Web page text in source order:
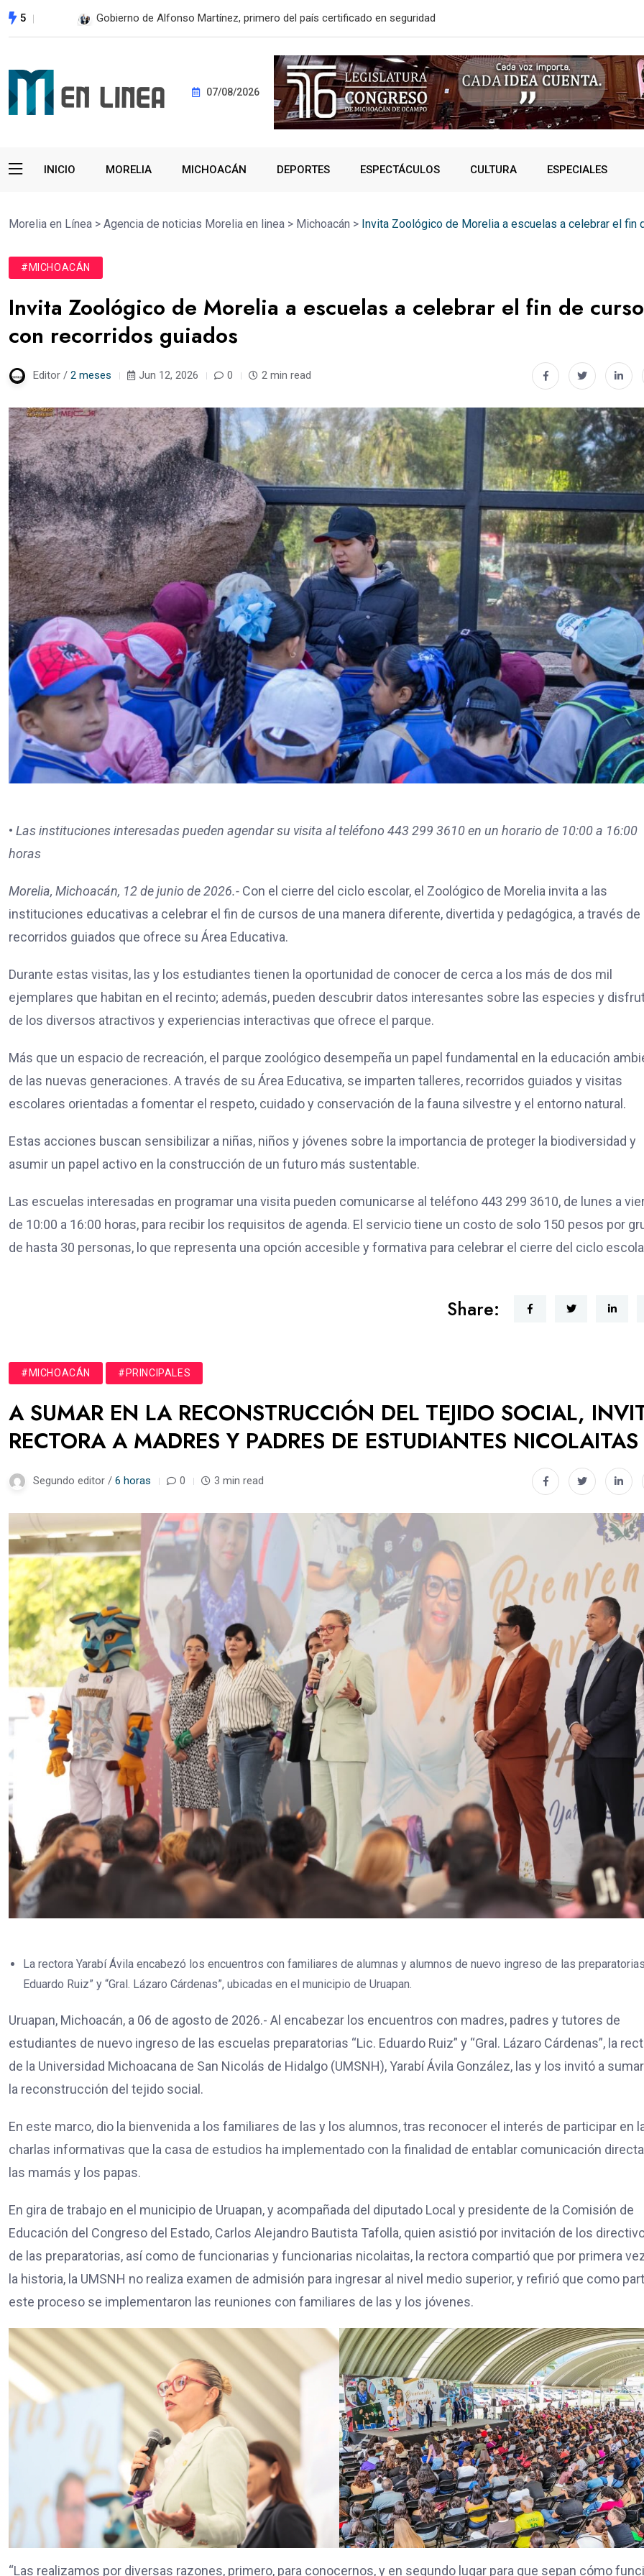
5 En 2do Año de Gobierno, Alfonso Martínez consolidó acceso a
07/08/2026
INICIO MORELIA MICHOACÁN DEPORTES ESPECTÁCULOS CULTURA ESPECIALES
Morelia en Línea > Agencia de noticias Morelia en linea > Michoacán > Invita Zoológico de Morelia a escuelas a celebrar el fin
#MICHOACÁN
Invita Zoológico de Morelia a escuelas a celebrar el fin de
con recorridos guiados
Editor / 2 meses Jun 12, 2026 0 2 min read
• Las instituciones interesadas pueden agendar su visita al teléfono 443 299 3610 en un horario de 10:00 a 16:00
horas
Morelia, Michoacán, 12 de junio de 2026.- Con el cierre del ciclo escolar, el Zoológico de Morelia invita a las
instituciones educativas a celebrar el fin de cursos de una manera diferente, divertida y pedagógica, a través de
recorridos guiados que ofrece su Área Educativa.
Durante estas visitas, las y los estudiantes tienen la oportunidad de conocer de cerca a los más de dos mil
ejemplares que habitan en el recinto; además, pueden descubrir datos interesantes sobre las especies y
de los diversos atractivos y experiencias interactivas que ofrece el parque.
Más que un espacio de recreación, el parque zoológico desempeña un papel fundamental en la educación
de las nuevas generaciones. A través de su Área Educativa, se imparten talleres, recorridos guiados y visitas
escolares orientadas a fomentar el respeto, cuidado y conservación de la fauna silvestre y el entorno natural.
Estas acciones buscan sensibilizar a niñas, niños y jóvenes sobre la importancia de proteger la biodiversidad y
asumir un papel activo en la construcción de un futuro más sustentable.
Las escuelas interesadas en programar una visita pueden comunicarse al teléfono 443 299 3610, de lunes a
de 10:00 a 16:00 horas, para recibir los requisitos de agenda. El servicio tiene un costo de solo 150 pesos por
de hasta 30 personas, lo que representa una opción accesible y formativa para celebrar el cierre del ciclo
Share:
#MICHOACÁN #PRINCIPALES
A SUMAR EN LA RECONSTRUCCIÓN DEL TEJIDO SOCIAL,
RECTORA A MADRES Y PADRES DE ESTUDIANTES NICOLAITAS
Segundo editor / 6 horas 0 3 min read
La rectora Yarabí Ávila encabezó los encuentros con familiares de alumnas y alumnos de nuevo ingreso de las
Eduardo Ruiz” y “Gral. Lázaro Cárdenas”, ubicadas en el municipio de Uruapan.
Uruapan, Michoacán, a 06 de agosto de 2026.- Al encabezar los encuentros con madres, padres y tutores de
estudiantes de nuevo ingreso de las escuelas preparatorias “Lic. Eduardo Ruiz” y “Gral. Lázaro Cárdenas”, la
de la Universidad Michoacana de San Nicolás de Hidalgo (UMSNH), Yarabí Ávila González, las y los invitó a
la reconstrucción del tejido social.
En este marco, dio la bienvenida a los familiares de las y los alumnos, tras reconocer el interés de participar en
charlas informativas que la casa de estudios ha implementado con la finalidad de entablar comunicación
las mamás y los papas.
En gira de trabajo en el municipio de Uruapan, y acompañada del diputado Local y presidente de la Comisión de
Educación del Congreso del Estado, Carlos Alejandro Bautista Tafolla, quien asistió por invitación de los
de las preparatorias, así como de funcionarias y funcionarias nicolaitas, la rectora compartió que por primera
la historia, la UMSNH no realiza examen de admisión para ingresar al nivel medio superior, y refirió que como
este proceso se implementaron las reuniones con familiares de las y los jóvenes.
“Las realizamos por diversas razones, primero, para conocernos, y en segundo lugar para que sepan cómo